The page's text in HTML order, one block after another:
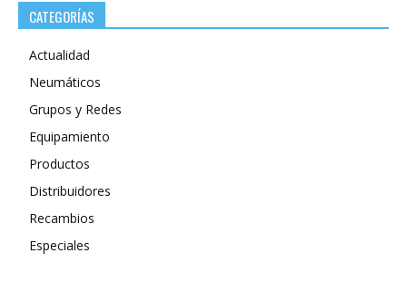
CATEGORÍAS
Actualidad
Neumáticos
Grupos y Redes
Equipamiento
Productos
Distribuidores
Recambios
Especiales